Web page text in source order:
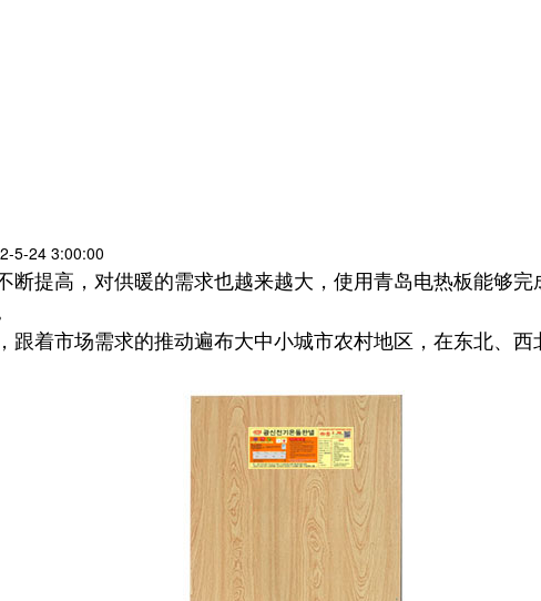
5-24 3:00:00
提高，对供暖的需求也越来越大，使用青岛电热板能够
跟着市场需求的推动遍布大中小城市农村地区， 在东北、西